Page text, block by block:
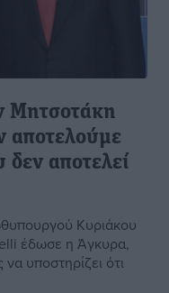
Μητσοτάκη
αποτελούμε
δεν αποτελεί
Κυριάκου
έδωσε η Άγκυρα,
υποστηρίζει ότι